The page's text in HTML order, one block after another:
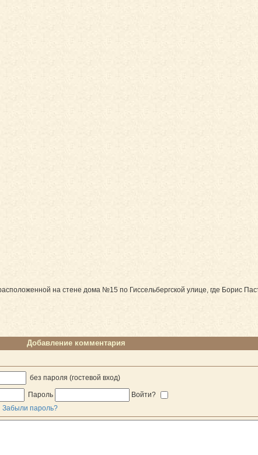
на стене дома №15 по Гиссельбергской улице, где Борис
Добавление комментария
без пароля (гостевой вход)
Пароль
Войти?
Забыли пароль?